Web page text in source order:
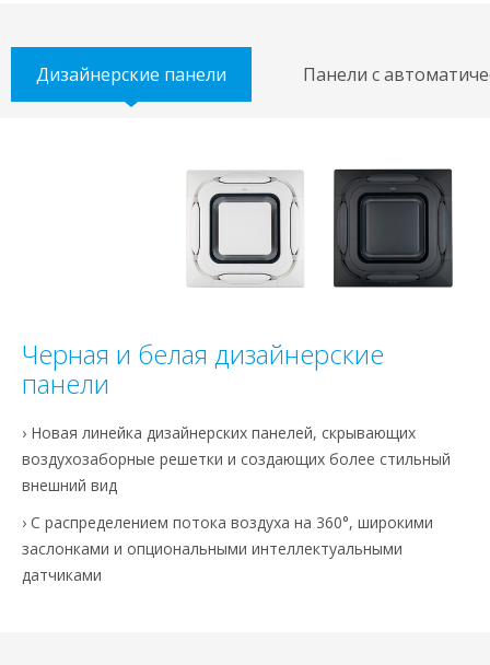
Дизайнерские панели Панели с
Черная и белая дизайнерские
панели
› Новая линейка дизайнерских панелей, скрывающих
воздухозаборные решетки и создающих более стильный
внешний вид
› С распределением потока воздуха на 360°, широкими
заслонками и опциональными интеллектуальными
датчиками